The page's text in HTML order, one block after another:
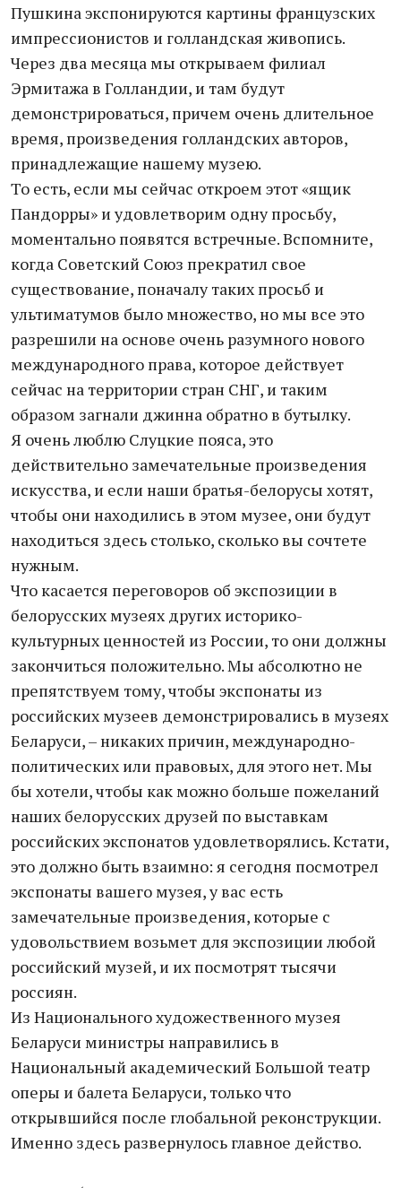
Пушкина экспонируются картины французских
импрессионистов и голландская живопись.
Через два месяца мы открываем филиал
Эрмитажа в Голландии, и там будут
демонстрироваться, причем очень длительное
время, произведения голландских авторов,
принадлежащие нашему музею.
То есть, если мы сейчас откроем этот «ящик
Пандорры» и удовлетворим одну просьбу,
моментально появятся встречные. Вспомните,
когда Советский Союз прекратил свое
существование, поначалу таких просьб и
ультиматумов было множество, но мы все это
разрешили на основе очень разумного нового
международного права, которое действует
сейчас на территории стран СНГ, и таким
образом загнали джинна обратно в бутылку.
Я очень люблю Слуцкие пояса, это
действительно замечательные произведения
искусства, и если наши братья-белорусы хотят,
чтобы они находились в этом музее, они будут
находиться здесь столько, сколько вы сочтете
нужным.
Что касается переговоров об экспозиции в
белорусских музеях других историко-
культурных ценностей из России, то они должны
закончиться положительно. Мы абсолютно не
препятствуем тому, чтобы экспонаты из
российских музеев демонстрировались в музеях
Беларуси, – никаких причин, международно-
политических или правовых, для этого нет. Мы
бы хотели, чтобы как можно больше пожеланий
наших белорусских друзей по выставкам
российских экспонатов удовлетворялись. Кстати,
это должно быть взаимно: я сегодня посмотрел
экспонаты вашего музея, у вас есть
замечательные произведения, которые с
удовольствием возьмет для экспозиции любой
российский музей, и их посмотрят тысячи
россиян.
Из Национального художественного музея
Беларуси министры направились в
Национальный академический Большой театр
оперы и балета Беларуси, только что
открывшийся после глобальной реконструкции.
Именно здесь развернулось главное действо.